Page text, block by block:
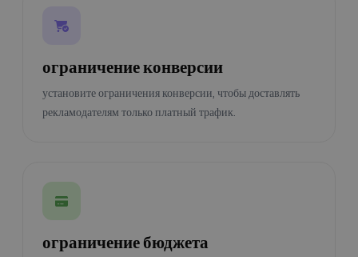
ограничение конверсии
установите ограничения конверсии, чтобы доставлять
рекламодателям только платный трафик.
ограничение бюджета